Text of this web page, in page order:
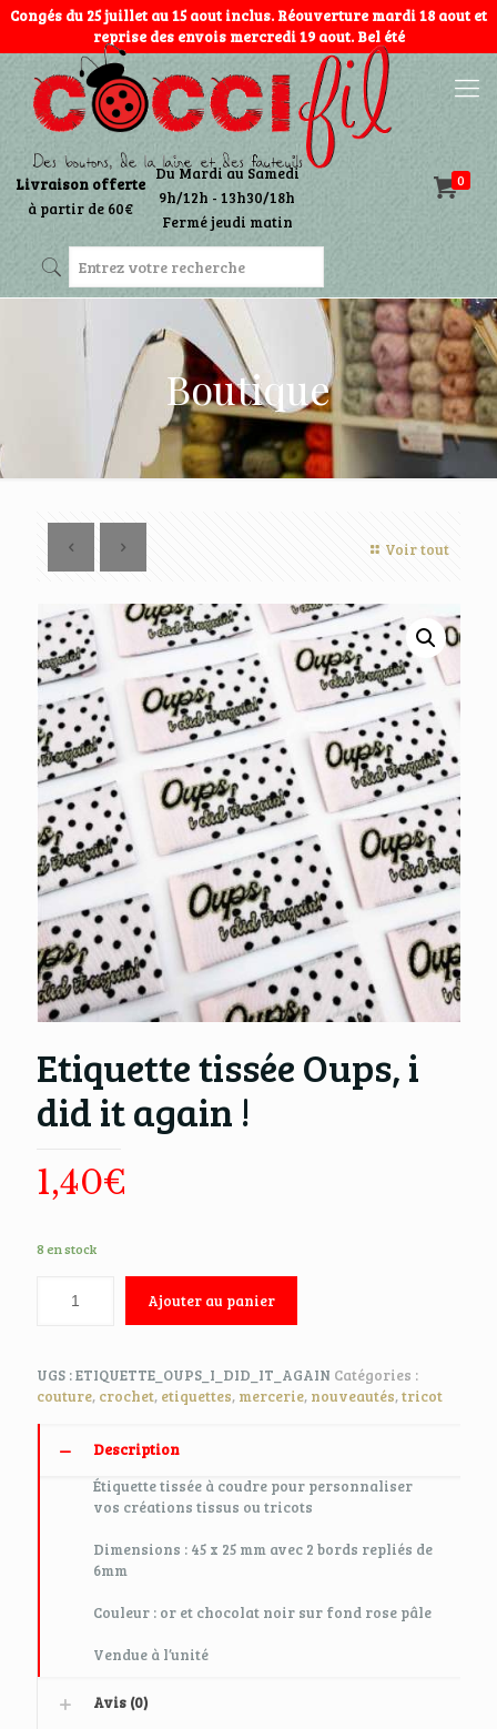
Congés du 25 juillet au 15 aout inclus. Réouverture mardi 18 aout et
reprise des envois mercredi 19 aout. Bel été
0
Livraison offerte
à partir de 60€
Du Mardi au Samedi
9h/12h - 13h30/18h
Fermé jeudi matin
Boutique
Voir tout
Etiquette tissée Oups, i
did it again !
1,40€
8 en stock
Ajouter au panier
UGS :ETIQUETTE_OUPS_I_DID_IT_AGAIN Catégories :
couture, crochet, etiquettes, mercerie, nouveautés,tricot
Description
Étiquette tissée à coudre pour personnaliser
vos créations tissus ou tricots
Dimensions : 45 x 25 mm avec 2 bords repliés de
6mm
Couleur : or et chocolat noir sur fond rose pâle
Vendue à l’unité
Avis (0)